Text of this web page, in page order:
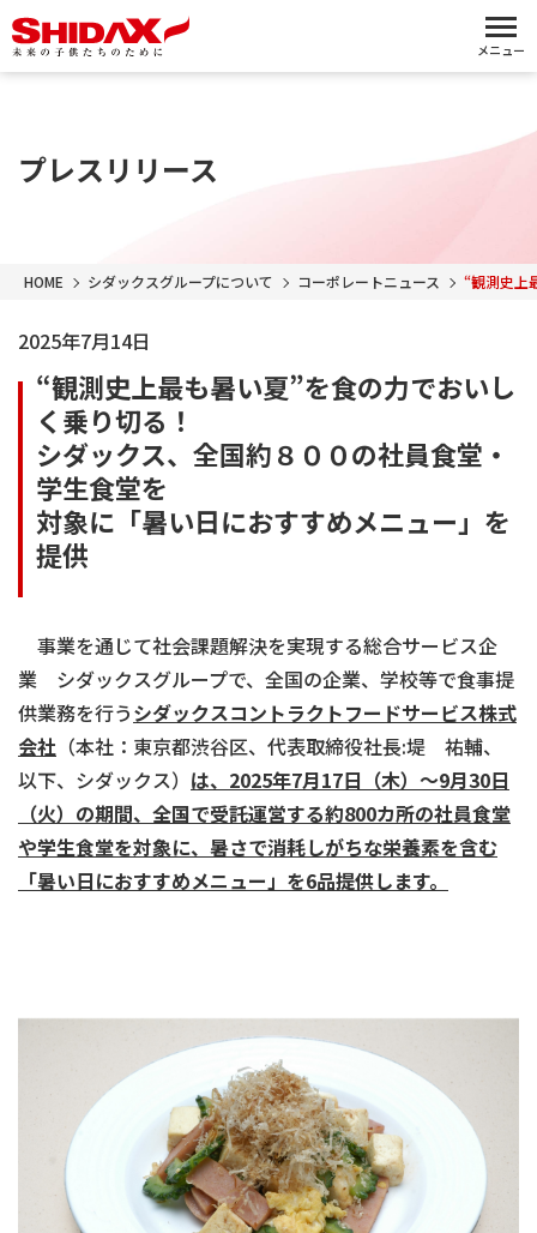
メニュー
プレスリリース
HOME シダックスグループについて コーポレートニュース “観測史上
2025年7月14日
“観測史上最も暑い夏”を食の力でおいし
く乗り切る！
シダックス、全国約８００の社員食堂・
学生食堂を
対象に「暑い日におすすめメニュー」を
提供
事業を通じて社会課題解決を実現する総合サービス企
業 シダックスグループで、全国の企業、学校等で食事提
供業務を行うシダックスコントラクトフードサービス株式
会社 （本社：東京都渋谷区、代表取締役社長:堤 祐輔、
以下、シダックス） は、 2025年7月17日（木）～9月30日
（火）の期間、全国で受託運営する約800カ所の社員食堂
や学生食堂を対象に、暑さで消耗しがちな栄養素を含む
「暑い日におすすめメニュー」を6品提供します。